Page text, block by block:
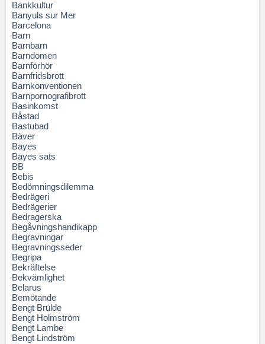
Bankkultur
Banyuls sur Mer
Barcelona
Barn
Barnbarn
Barndomen
Barnförhör
Barnfridsbrott
Barnkonventionen
Barnpornografibrott
Basinkomst
Båstad
Bastubad
Bäver
Bayes
Bayes sats
BB
Bebis
Bedömningsdilemma
Bedrägeri
Bedrägerier
Bedragerska
Begåvningshandikapp
Begravningar
Begravningsseder
Begripa
Bekräftelse
Bekvämlighet
Belarus
Bemötande
Bengt Brülde
Bengt Holmström
Bengt Lambe
Bengt Lindström